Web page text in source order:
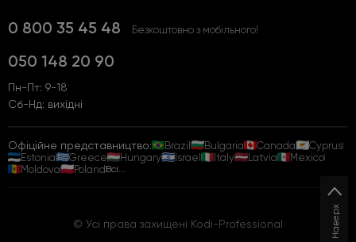
0 800 35 45 48 Безкоштовно з мобільного!
050 148 20 90
Пн-Пт: 9-18
Сб-Нд: вихідні
Офіційне представництво: Brazil Bulgaria Canada
Cyprus
Estonia
Greece Hungary Israel Italy Latvia
Mexico
Moldova
PolandВсі...
© Усі права захищені Kodi-Professional Наверх